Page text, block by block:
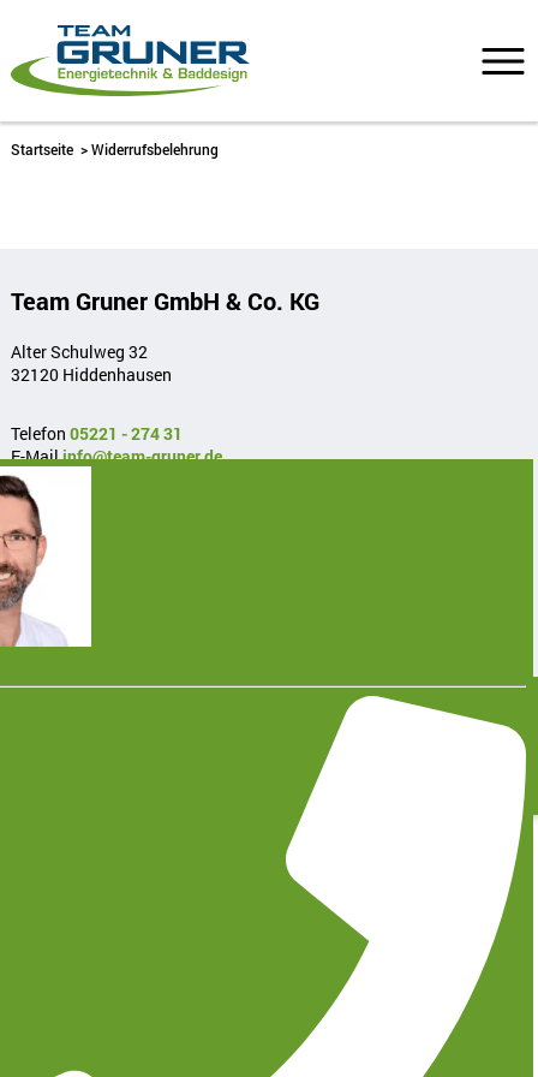
Startseite >Widerrufsbelehrung
Team Gruner GmbH & Co. KG
Alter Schulweg 32
32120 Hiddenhausen
Telefon 05221 - 274 31
E-Mailinfo@team-gruner.de
> Heizung
> Bad
> Wartung
> News
> Karriere
> Kontakt
©2026, Team Gruner GmbH & Co. KG